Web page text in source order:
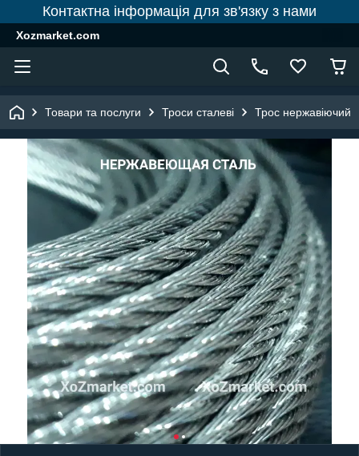
Контактна інформація для зв'язку з нами
Xozmarket.com
Товари та послуги Троси сталеві Трос нержавіючий